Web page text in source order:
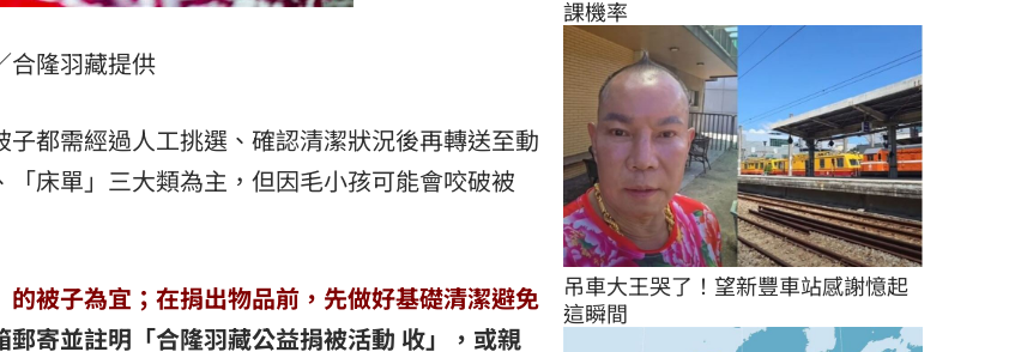
隆羽藏提供
都需經過人工挑選、確認清潔狀況後再轉送至動
床單」三大類為主，但因毛小孩可能會咬破被
的被子為宜；在捐出物品前，先做好基礎清潔避免
郵寄並註明「合隆羽藏公益捐被活動 收」，或親
課機率
吊車大王哭了！望新豐車站感謝憶起
這瞬間